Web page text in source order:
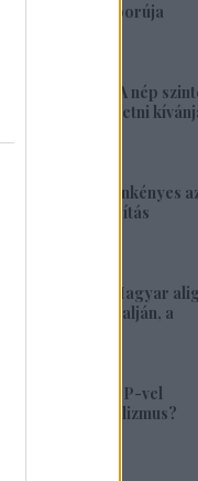
a Nyugat háborúja
BEKIÁLTÁS: „A nép
követ, aki vezetni
BEKIÁLTÁS: Önkényes
módosítás
május 21. 12:45
BEKIÁLTÁS: Magyar alig
alig van Kárpátalján, a
összetett!
május 17. 22:04
BEKIÁLTÁS: MP-vel
a szocializmus?
május 10. 12:25